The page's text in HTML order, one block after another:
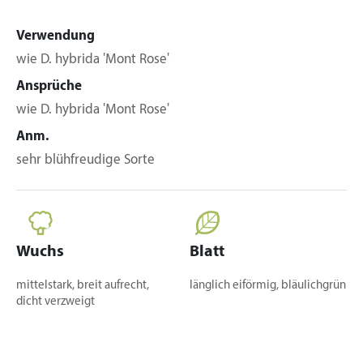
Verwendung
wie D. hybrida 'Mont Rose'
Ansprüche
wie D. hybrida 'Mont Rose'
Anm.
sehr blühfreudige Sorte
Wuchs
mittelstark, breit aufrecht,
dicht verzweigt
Blatt
länglich eiförmig, bläulichgrün